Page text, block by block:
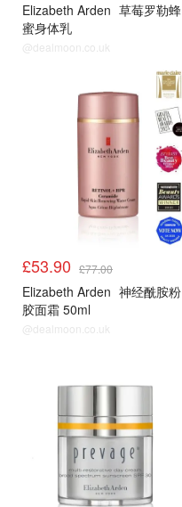
Elizabeth Arden 草莓罗勒蜂
蜜身体乳
@dealmoon.co.uk
£53.90 £77.00
Elizabeth Arden 神经酰胺粉
胶面霜 50ml
@dealmoon.co.uk